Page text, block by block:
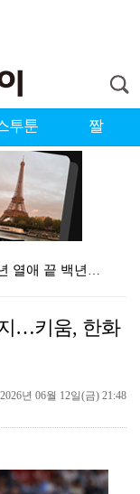
투툰 짤
가수 런치, 작곡가 안성현과 8년 열애 끝 백년가약…결…
상위권 유지한 서교림 "아이언샷 덕분에 타수 줄여…컨디…
던, 3년 만에 신곡→솔직 심경 고백 "이제는 있는 그…
기
…키움, 한화
년 06월 12일(금) 21:48